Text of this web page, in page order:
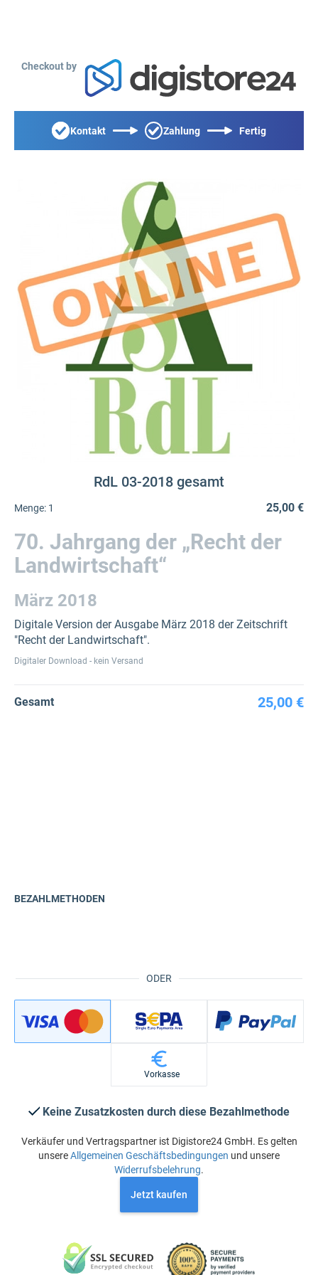
Checkout by
Kontakt Zahlung Fertig
RdL 03-2018 gesamt
Menge: 1 25,00 €
70. Jahrgang der „Recht der
Landwirtschaft“
März 2018
Digitale Version der Ausgabe März 2018 der Zeitschrift
"Recht der Landwirtschaft".
Digitaler Download - kein Versand
Gesamt 25,00 €
ODER
BEZAHLMETHODEN
Vorkasse
Keine Zusatzkosten durch diese Bezahlmethode
Verkäufer und Vertragspartner ist Digistore24 GmbH. Es gelten
unsereAllgemeinen Geschäftsbedingungen und unsere
Widerrufsbelehrung.
Jetzt kaufen